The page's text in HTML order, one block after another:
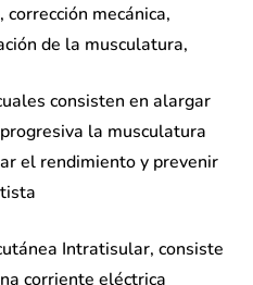
mecánica,
de la musculatura,
consisten en alargar
la musculatura
el rendimiento y prevenir
Intratisular, consiste
corriente eléctrica